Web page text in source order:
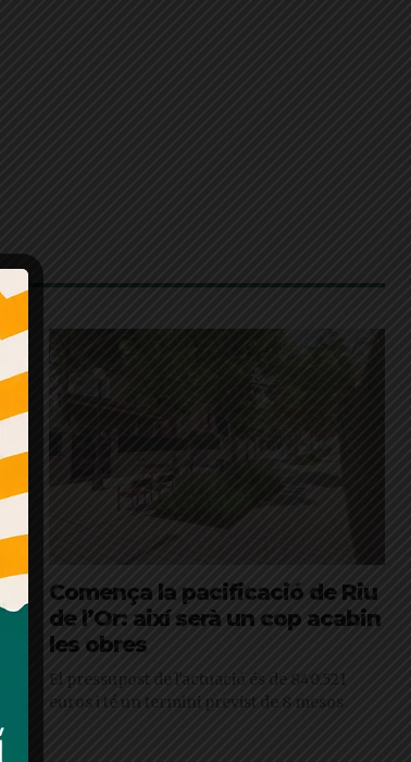
Comença la pacificació de Riu
de l’Or: així serà un cop acabin
les obres
El pressupost de l'actuació és de 840.521
euros i té un termini previst de 8 mesos